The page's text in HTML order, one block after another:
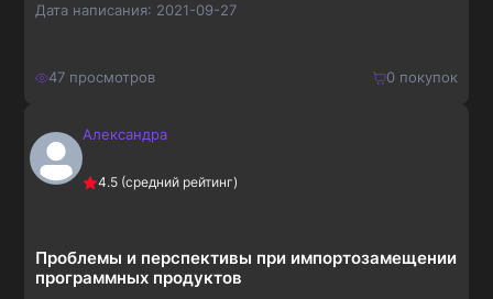
Дата написания: 2021-09-27
47 просмотров 0покупок
210₽Александра
4.5 (средний рейтинг)
Проблемы и перспективы при импортозамещении
программных продуктов